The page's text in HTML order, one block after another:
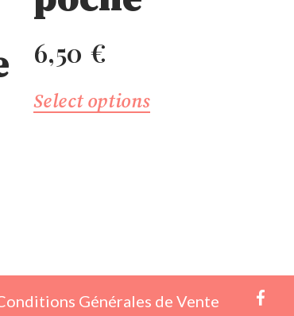
6,50 €
Select options
Générales de Vente fb